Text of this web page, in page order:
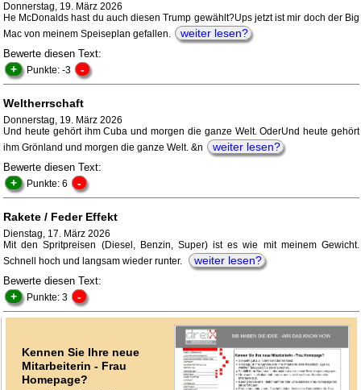
Donnerstag, 19. März 2026
He McDonalds hast du auch diesen Trump gewählt?Ups jetzt ist mir doch der Big
Mac von meinem Speiseplan gefallen.
weiter lesen?
Bewerte diesen Text:
+ Punkte: -3 -
Weltherrschaft
Donnerstag, 19. März 2026
Und heute gehört ihm Cuba und morgen die ganze Welt. OderUnd heute gehört
ihm Grönland und morgen die ganze Welt. &n
weiter lesen?
Bewerte diesen Text:
+ Punkte: 6 -
Rakete / Feder Effekt
Dienstag, 17. März 2026
Mit den Spritpreisen (Diesel, Benzin, Super) ist es wie mit meinem Gewicht.
Schnell hoch und langsam wieder runter.
weiter lesen?
Bewerte diesen Text:
+ Punkte: 3 -
Kennen Sie Ihre neue
Mitarbeiterin - Frau
Homepage?